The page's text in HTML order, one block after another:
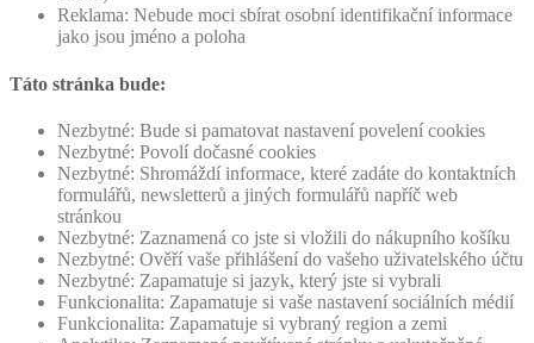
Reklama: Nebude moci sbírat osobní identifikační informace
jako jsou jméno a poloha
Táto stránka bude:
Nezbytné: Bude si pamatovat nastavení povelení cookies
Nezbytné: Povolí dočasné cookies
Nezbytné: Shromáždí informace, které zadáte do kontaktních
formulářů, newsletterů a jiných formulářů napříč web
stránkou
Nezbytné: Zaznamená co jste si vložili do nákupního košíku
Nezbytné: Ověří vaše přihlášení do vašeho uživatelského účtu
Nezbytné: Zapamatuje si jazyk, který jste si vybrali
Funkcionalita: Zapamatuje si vaše nastavení sociálních médií
Funkcionalita: Zapamatuje si vybraný region a zemi